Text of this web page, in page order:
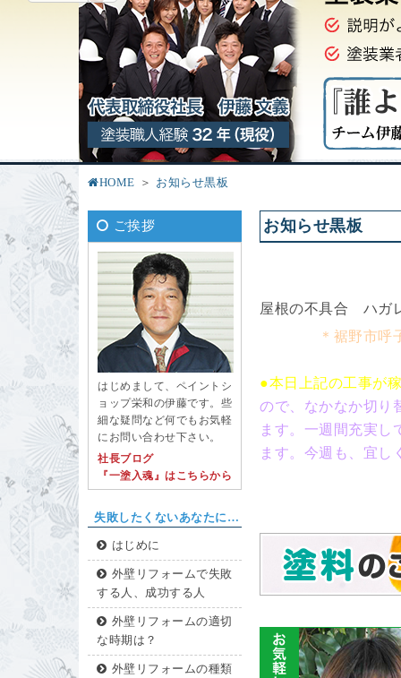
HOME お知らせ黒板
ご挨拶
はじめまして、ペイントシ
ョップ栄和の伊藤です。些
細な疑問など何でもお気軽
にお問い合わせ下さい。
社長ブログ
『一塗入魂』はこちらから
失敗したくないあなたに…
はじめに
外壁リフォームで失敗
する人、成功する人
外壁リフォームの適切
な時期は？
外壁リフォームの種類
お知らせ黒板
屋根の不具合
＊裾野市呼
●本日上記の工事が
ので、なかなか切り
ます。一週間充実し
ます。今週も、宜し